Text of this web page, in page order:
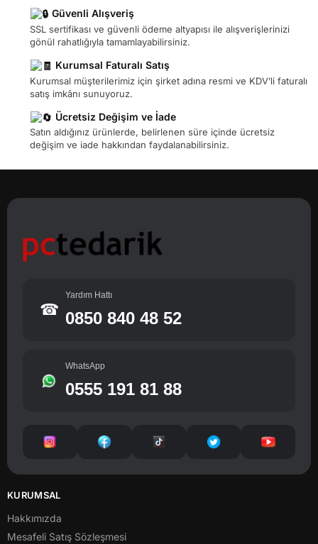
Güvenli Alışveriş
SSL sertifikası ve güvenli ödeme altyapısı ile alışverişlerinizi
gönül rahatlığıyla tamamlayabilirsiniz.
Kurumsal Faturalı Satış
Kurumsal müşterilerimiz için şirket adına resmi ve KDV’li faturalı
satış imkânı sunuyoruz.
Ücretsiz Değişim ve İade
Satın aldığınız ürünlerde, belirlenen süre içinde ücretsiz
değişim ve iade hakkından faydalanabilirsiniz.
☎
Yardım Hattı
0850 840 48 52
WhatsApp
0555 191 81 88
KURUMSAL
Hakkımızda
Mesafeli Satış Sözleşmesi